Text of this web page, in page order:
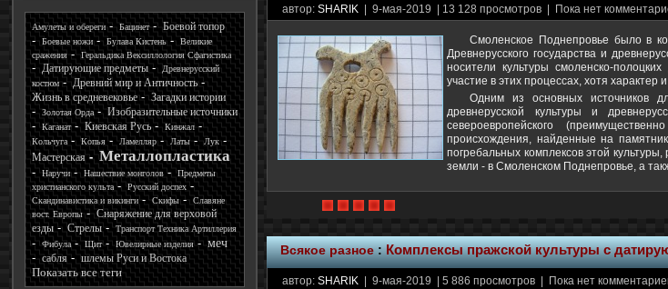
автор:SHARIK | 9-мая-2019 | 13 128 просмотров | Пока нет
Смоленское Поднепровье было в
Древнерусского государства и
носители культуры смоленско-
участие в этих процессах, хотя характер
Одним из основных источников
древнерусской культуры и
североевропейского
происхождения, найденные на
погребальных комплексов этой
земли - в Смоленском Поднепровье, а
Всякое разное: Комплексы пражской культуры с
автор:SHARIK | 9-мая-2019 | 5 886 просмотров | Пока нет
Амулеты и обереги Бацинет Боевой топор
Боевые ножи Булава Кистень
Великие
сражения
Геральдика Вексиллология Сфагистика
Датирующие предметы
Древнерусский
костюм
Древний мир и Античность
Жизнь в средневековье
Загадки истории
Золотая Орда Изобразительные источники
Каганат Киевская Русь
Кинжал
Кольчуга
Копья Ламелляр Латы Лук
Мастерская Металлопластика
Наручи Нашествие монголов
Предметы
христианского культа
Русский доспех
Скандинавистика и викинги
Скифы
Славяне
вост. Европы
Снаряжение для верховой
езды
Стрелы
Транспорт Техника Артиллерия
Фибула
Щит Ювелирные изделия меч
сабля шлемы Руси и Востока
Показать все теги